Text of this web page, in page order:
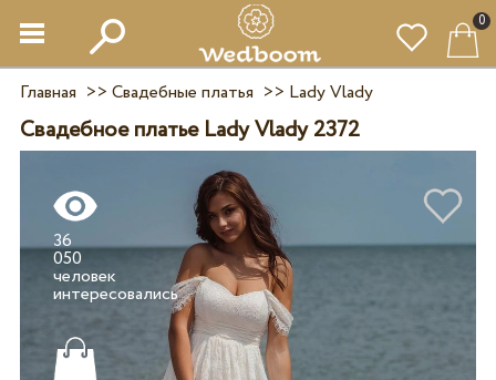
0
Главная >> Свадебные платья >> Lady Vlady
Свадебное платье Lady Vlady 2372
36
050
человек
интересовались